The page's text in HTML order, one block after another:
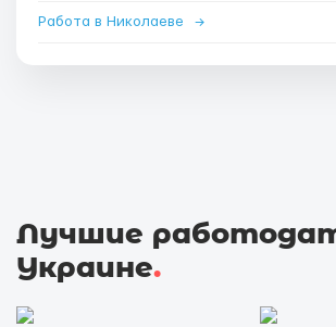
Работа в Николаеве →
Лучшие
Украине.